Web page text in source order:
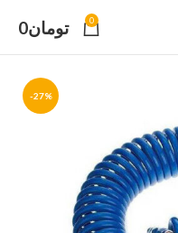
0 تومان0
-27%